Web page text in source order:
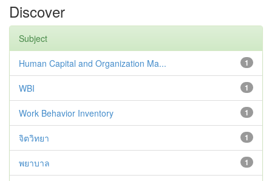
Discover
Subject
1
Human Capital and Organization Ma...
1
WBI
1
Work Behavior Inventory
1
จิตวิทยา
1
พยาบาล